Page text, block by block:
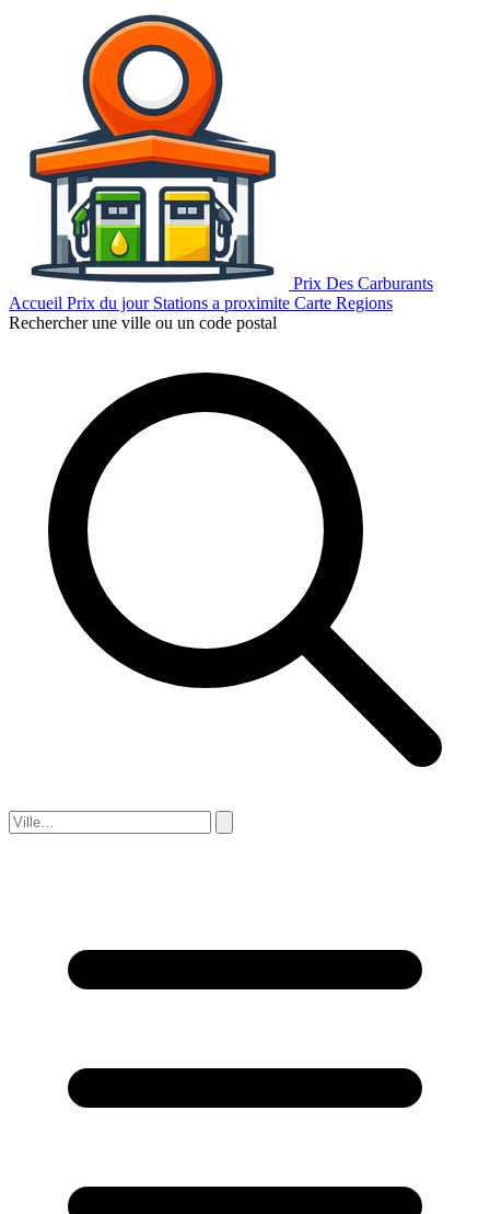
Prix Des Carburants
Accueil Prix du jour Stations a proximite Carte Regions
Rechercher une ville ou un code postal